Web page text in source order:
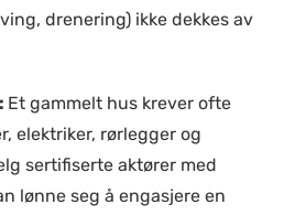
drenering) ikke dekkes av
Et gammelt hus krever ofte
elektriker, rørlegger og
sertifiserte aktører med
lønne seg å engasjere en